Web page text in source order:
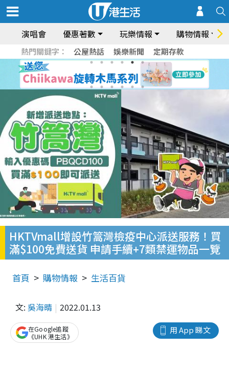
演唱會 優惠著數 玩樂情報 購物情報
熱門關鍵字： 公屋熱話 娛樂新聞 定期存款
HKTVmall增設竹篙灣檢疫中心派送服務！買
滿$100免費送貨 申請手續+7類禁運物品一覽
首頁 購物情報 生活百貨
文: 吳海晴 2022.01.13
用 App 睇文
在Google追蹤
《UHK 港生活》